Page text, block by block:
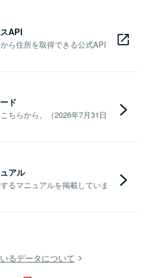
API
ら住所を取得できる公式API
ド
ちらから。（2026年7月31日
アル
るマニュアルを掲載していま
るデータについて